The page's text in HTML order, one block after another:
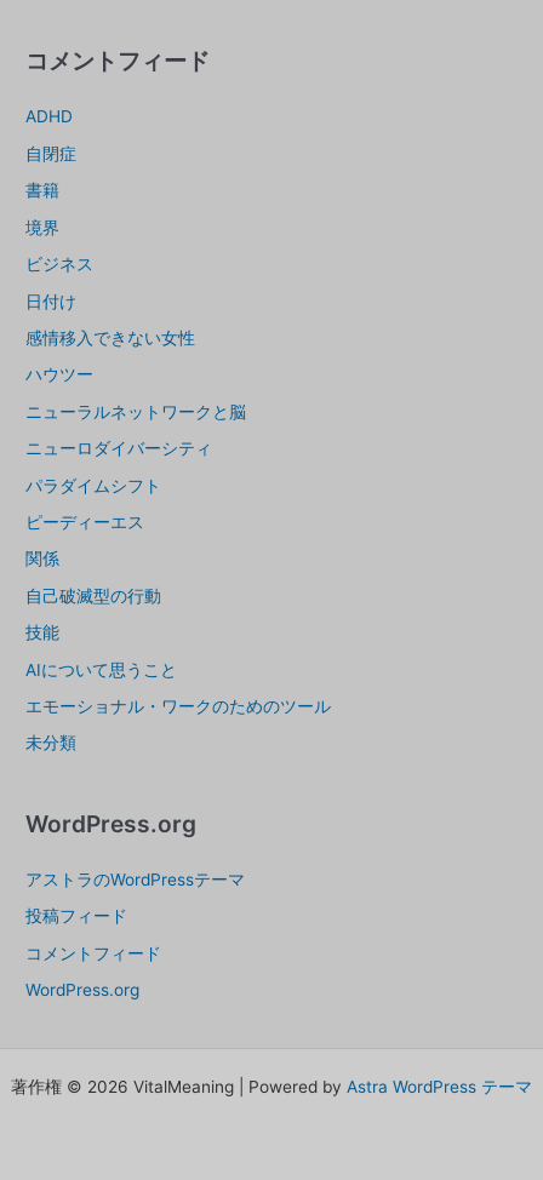
コメントフィード
ADHD
自閉症
書籍
境界
ビジネス
日付け
感情移入できない女性
ハウツー
ニューラルネットワークと脳
ニューロダイバーシティ
パラダイムシフト
ピーディーエス
関係
自己破滅型の行動
技能
AIについて思うこと
エモーショナル・ワークのためのツール
未分類
WordPress.org
アストラのWordPressテーマ
投稿フィード
コメントフィード
WordPress.org
著作権 © 2026 VitalMeaning | Powered by Astra WordPress テーマ